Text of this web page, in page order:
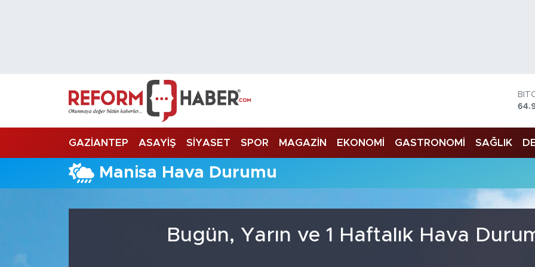
GAZİANTEP ASAYİŞ SİYASET SPOR MAGAZİN EKONOMİ GASTRONOMİ SAĞLIK
Manisa Hava Durumu
Bugün, Yarın ve 1 Haftalık Hava
Trafik Durumu
Süper Lig Puan Durumu ve Fikstür
Tüm Manşetler